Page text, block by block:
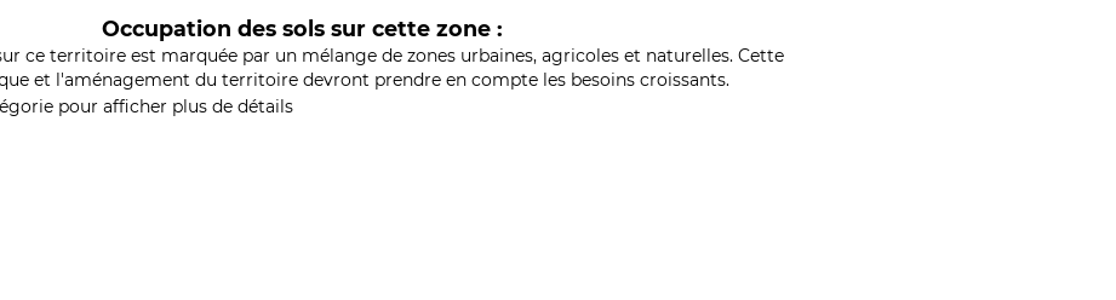
Occupation des sols sur cette zone :
ce territoire est marquée par un mélange de zones urbaines, agricoles et naturelles. Cette
et l'aménagement du territoire devront prendre en compte les besoins croissants.
pour afficher plus de détails